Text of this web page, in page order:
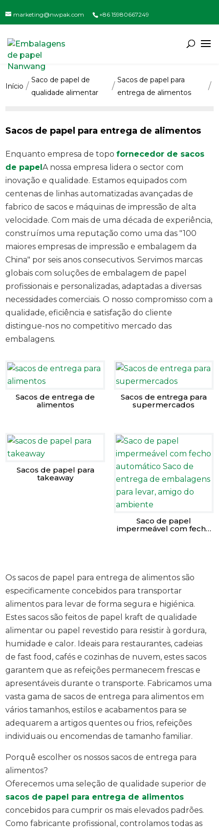
marketing@nwpak.com +86 15980667249
Início
Saco de papel de
qualidade alimentar
Sacos de papel para
entrega de alimentos
Sacos de papel para entrega de alimentos
Enquanto empresa de topofornecedor de sacos
de papelA nossa empresa lidera o sector com
inovação e qualidade. Estamos equipados com
centenas de linhas automatizadas avançadas de
fabrico de sacos e máquinas de impressão de alta
velocidade. Com mais de uma década de experiência,
construímos uma reputação como uma das "100
maiores empresas de impressão e embalagem da
China" por seis anos consecutivos. Servimos marcas
globais com soluções de embalagem de papel
profissionais e personalizadas, adaptadas a diversas
necessidades comerciais. O nosso compromisso com a
qualidade, eficiência e satisfação do cliente
distingue-nos no competitivo mercado das
embalagens.
Sacos de entrega de
alimentos
Sacos de entrega para
supermercados
Sacos de papel para
takeaway
Saco de papel
impermeável com fecho
Os sacos de papel para entrega de alimentos são
especificamente concebidos para transportar
alimentos para levar de forma segura e higiénica.
Estes sacos são feitos de papel kraft de qualidade
alimentar ou papel revestido para resistir à gordura,
humidade e calor. Ideais para restaurantes, cadeias
de fast food, cafés e cozinhas de nuvem, estes sacos
garantem que as refeições permanecem frescas e
apresentáveis durante o transporte. Fabricamos uma
vasta gama de sacos de entrega para alimentos em
vários tamanhos, estilos e acabamentos para se
adequarem a artigos quentes ou frios, refeições
individuais ou encomendas de tamanho familiar.
Porquê escolher os nossos sacos de entrega para
alimentos?
Oferecemos uma seleção de qualidade superior de
sacos de papel para entrega de alimentos
concebidos para cumprir os mais elevados padrões.
Como fabricante profissional, controlamos todas as